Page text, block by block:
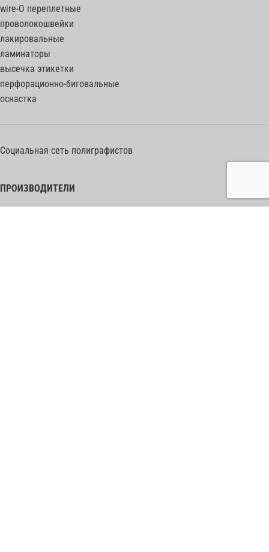
wire-O переплетные
проволокошвейки
лакировальные
ламинаторы
высечка этикетки
перфорационно-биговальные
оснастка
Социальная сеть полиграфистов
ПРОИЗВОДИТЕЛИ